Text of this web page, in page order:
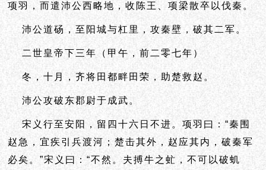
项羽，而遣沛公西略地，收陈王、项梁散卒以伐秦。
沛公道砀，至阳城与杠里，攻秦壁，破其二军。
二世皇帝下三年（甲午，前二零七年）
冬，十月，齐将田都畔田荣，助楚救赵。
沛公攻破东郡尉于成武。
宋义行至安阳，留四十六日不进。项羽曰：“秦围
赵急，宜疾引兵渡河；楚击其外，赵应其内，破秦军
必矣。”宋义曰：“不然。夫搏牛之虻，不可以破虮